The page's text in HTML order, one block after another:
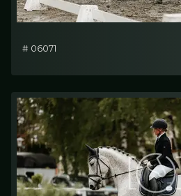
# 06071